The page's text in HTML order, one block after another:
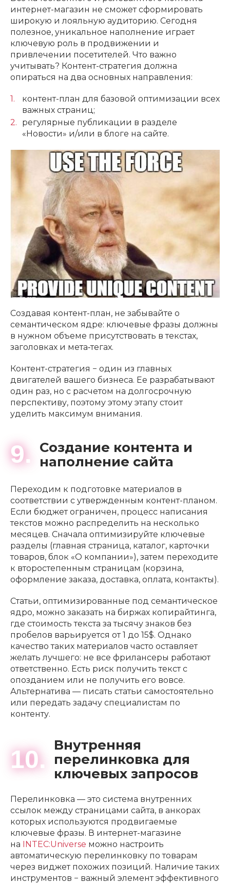
интернет-магазин не сможет сформировать
широкую и лояльную аудиторию. Сегодня
полезное, уникальное наполнение играет
ключевую роль в продвижении и
привлечении посетителей. Что важно
учитывать? Контент-стратегия должна
опираться на два основных направления:
контент-план для базовой оптимизации всех
важных страниц;
регулярные публикации в разделе
«Новости» и/или в блоге на сайте.
Создавая контент-план, не забывайте о
семантическом ядре: ключевые фразы должны
в нужном объеме присутствовать в текстах,
заголовках и мета‑тегах.
Контент-стратегия − один из главных
двигателей вашего бизнеса. Ее разрабатывают
один раз, но с расчетом на долгосрочную
перспективу, поэтому этому этапу стоит
уделить максимум внимания.
9.
Создание контента и
наполнение сайта
Переходим к подготовке материалов в
соответствии с утвержденным контент-планом.
Если бюджет ограничен, процесс написания
текстов можно распределить на несколько
месяцев. Сначала оптимизируйте ключевые
разделы (главная страница, каталог, карточки
товаров, блок «О компании»), затем переходите
к второстепенным страницам (корзина,
оформление заказа, доставка, оплата, контакты).
Статьи, оптимизированные под семантическое
ядро, можно заказать на биржах копирайтинга,
где стоимость текста за тысячу знаков без
пробелов варьируется от 1 до 15$. Однако
качество таких материалов часто оставляет
желать лучшего: не все фрилансеры работают
ответственно. Есть риск получить текст с
опозданием или не получить его вовсе.
Альтернатива — писать статьи самостоятельно
или передать задачу специалистам по
контенту.
10.
Внутренняя
перелинковка для
ключевых запросов
Перелинковка — это система внутренних
ссылок между страницами сайта, в анкорах
которых используются продвигаемые
ключевые фразы. В интернет-магазине
на
INTEC:Universe можно настроить
автоматическую перелинковку по товарам
через виджет похожих позиций. Наличие таких
инструментов − важный элемент эффективного